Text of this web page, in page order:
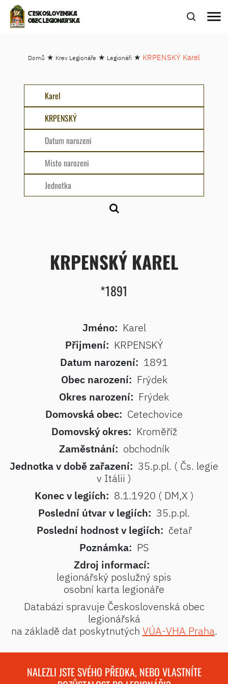
ČESKOSLOVENSKÁ
OBEC LEGIONÁŘSKÁ
menu
Domů ★ Krev Legionáře ★ Legionáři ★ KRPENSKÝ Karel
KRPENSKÝ KAREL
*1891
Jméno: Karel
Přijmení: KRPENSKÝ
Datum narození: 1891
Obec narození: Frýdek
Okres narození: Frýdek
Domovská obec: Cetechovice
Domovský okres: Kroměříž
Zaměstnání: obchodník
Jednotka v době zařazení: 35.p.pl. ( Čs. legie
v Itálii )
Konec v legiích: 8.1.1920 ( DM,X )
Poslední útvar v legiích: 35.p.pl.
Poslední hodnost v legiích: četař
Poznámka: PS
Zdroj informací:
legionářský poslužný spis
osobní karta legionáře
Databázi spravuje Československá obec
legionářská
na základě dat poskytnutých VÚA-VHA Praha.
NALEZLI JSTE SVÉHO PŘEDKA, NEBO VLASTNÍTE